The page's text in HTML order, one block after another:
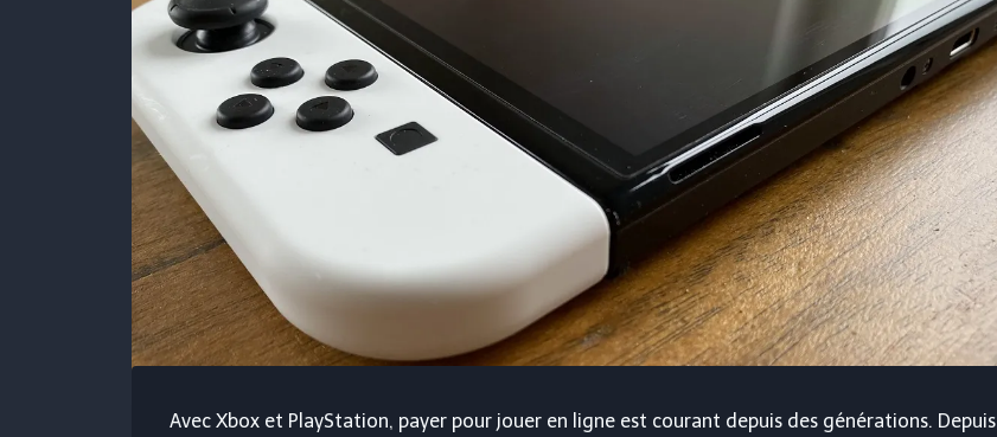
Avec Xbox et PlayStation, payer pour jouer en ligne est courant depuis des générations. Depuis